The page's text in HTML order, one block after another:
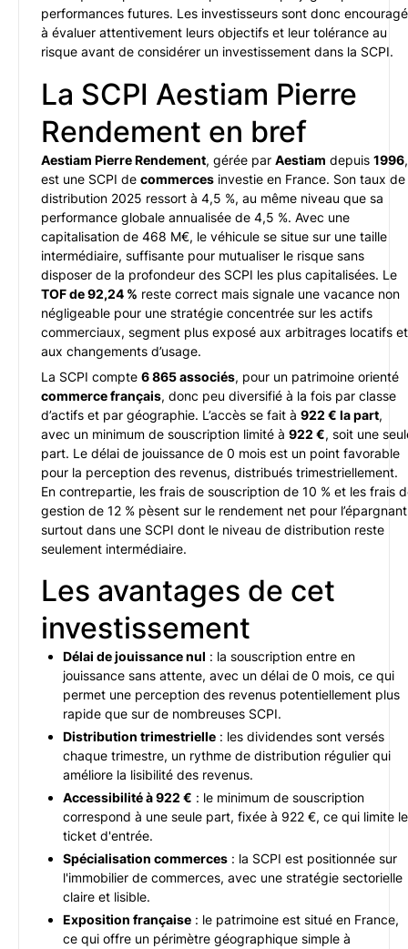
performances futures. Les investisseurs sont donc
à évaluer attentivement leurs objectifs et leur tolérance au
risque avant de considérer un investissement dans la SCPI.
La SCPI Aestiam Pierre
Rendement en bref
Aestiam Pierre Rendement, gérée par Aestiam depuis 1996,
est une SCPI de commerces investie en France. Son taux de
distribution 2025 ressort à 4,5 %, au même niveau que sa
performance globale annualisée de 4,5 %. Avec une
capitalisation de 468 M€, le véhicule se situe sur une taille
intermédiaire, suffisante pour mutualiser le risque sans
disposer de la profondeur des SCPI les plus capitalisées. Le
TOF de 92,24 % reste correct mais signale une vacance non
négligeable pour une stratégie concentrée sur les actifs
commerciaux, segment plus exposé aux arbitrages locatifs et
aux changements d’usage.
La SCPI compte 6 865 associés, pour un patrimoine orienté
commerce français, donc peu diversifié à la fois par classe
d’actifs et par géographie. L’accès se fait à 922 € la part,
avec un minimum de souscription limité à 922 €, soit une
part. Le délai de jouissance de 0 mois est un point favorable
pour la perception des revenus, distribués trimestriellement.
En contrepartie, les frais de souscription de 10 % et les frais
gestion de 12 % pèsent sur le rendement net pour
surtout dans une SCPI dont le niveau de distribution reste
seulement intermédiaire.
Les avantages de cet
investissement
Délai de jouissance nul : la souscription entre en
jouissance sans attente, avec un délai de 0 mois, ce qui
permet une perception des revenus potentiellement plus
rapide que sur de nombreuses SCPI.
Distribution trimestrielle : les dividendes sont versés
chaque trimestre, un rythme de distribution régulier qui
améliore la lisibilité des revenus.
Accessibilité à 922 € : le minimum de souscription
correspond à une seule part, fixée à 922 €, ce qui limite le
ticket d'entrée.
Spécialisation commerces : la SCPI est positionnée sur
l'immobilier de commerces, avec une stratégie sectorielle
claire et lisible.
Exposition française : le patrimoine est situé en France,
ce qui offre un périmètre géographique simple à